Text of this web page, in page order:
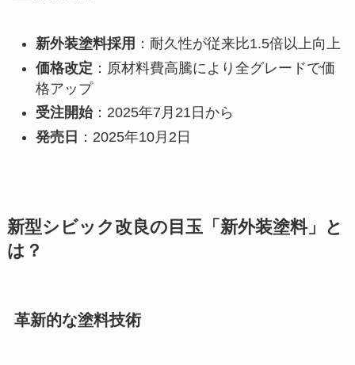
新外装塗料採用 ：耐久性が従来比1.5倍以上向上
価格改定 ：原材料費高騰により全グレードで価
格アップ
受注開始：2025年7月21日から
発売日 ：2025年10月2日
新型シビック改良の目玉「新外装塗料」と
は？
革新的な塗料技術